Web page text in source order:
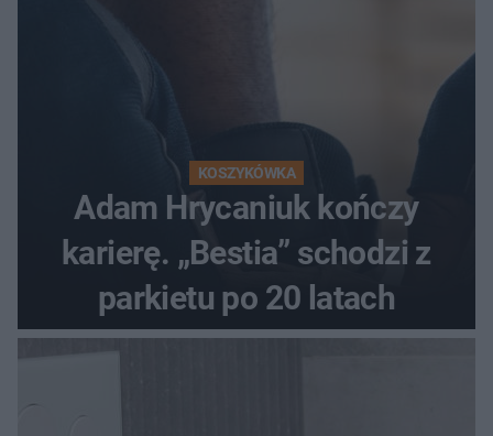
KOSZYKÓWKA
Adam Hrycaniuk kończy
karierę. „Bestia” schodzi z
parkietu po 20 latach